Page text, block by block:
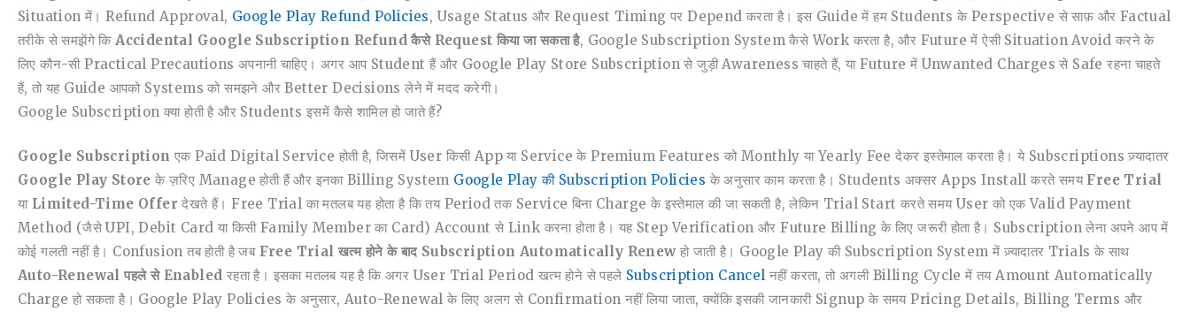
Situation में। Refund Approval, Google Play Refund Policies, Usage Status और Request Timing पर Depend करता है। इस Guide में हम Students के Perspective से साफ़ और Factual
तरीके से समझेंगे किAccidental Google Subscription Refund कैसे Request किया जा सकता है, Google Subscription System कैसे Work करता है, और Future में ऐसी Situation Avoid करने के
लिए कौन-सी Practical Precautions अपनानी चाहिए। अगर आप Student हैं और Google Play Store Subscription से जुड़ी Awareness चाहते हैं, या Future में Unwanted Charges से Safe रहना चाहते
हैं, तो यह Guide आपको Systems को समझने और Better Decisions लेने में मदद करेगी।
Google Subscription क्या होती है और Students इसमें कैसे शामिल हो जाते हैं?
Google Subscription एक Paid Digital Service होती है, जिसमें User किसी App या Service के Premium Features को Monthly या Yearly Fee देकर इस्तेमाल करता है। ये Subscriptions ज़्यादातर
Google Play Store के ज़रिए Manage होती हैं और इनका Billing System Google Play की Subscription Policies के अनुसार काम करता है। Students अक्सर Apps Install करते समय Free Trial
या Limited-Time Offer देखते हैं। Free Trial का मतलब यह होता है कि तय Period तक Service बिना Charge के इस्तेमाल की जा सकती है, लेकिन Trial Start करते समय User को एक Valid Payment
Method (जैसे UPI, Debit Card या किसी Family Member का Card) Account से Link करना होता है। यह Step Verification और Future Billing के लिए जरूरी होता है। Subscription लेना अपने आप में
कोई गलती नहीं है। Confusion तब होती है जब Free Trial खत्म होने के बाद Subscription Automatically Renewहो जाती है। Google Play की Subscription System में ज़्यादातर Trials के साथ
Auto-Renewal पहले से Enabled रहता है। इसका मतलब यह है कि अगर User Trial Period खत्म होने से पहले Subscription Cancel नहीं करता, तो अगली Billing Cycle में तय Amount Automatically
Charge हो सकता है। Google Play Policies के अनुसार, Auto-Renewal के लिए अलग से Confirmation नहीं लिया जाता, क्योंकि इसकी जानकारी Signup के समय Pricing Details, Billing Terms और